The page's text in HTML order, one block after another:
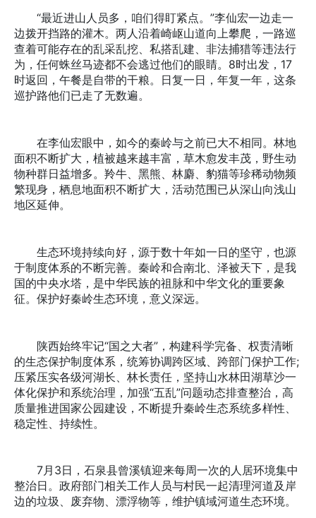
“最近进山人员多，咱们得盯紧点。”李仙宏一边走一
边拨开挡路的灌木。两人沿着崎岖山道向上攀爬，一路巡
查着可能存在的乱采乱挖、私搭乱建、非法捕猎等违法行
为，任何蛛丝马迹都不会逃过他们的眼睛。8时出发，17
时返回，午餐是自带的干粮。日复一日，年复一年，这条
巡护路他们已走了无数遍。
在李仙宏眼中，如今的秦岭与之前已大不相同。林地
面积不断扩大，植被越来越丰富，草木愈发丰茂，野生动
物种群日益增多。羚牛、黑熊、林麝、豹猫等珍稀动物频
繁现身，栖息地面积不断扩大，活动范围已从深山向浅山
地区延伸。
生态环境持续向好，源于数十年如一日的坚守，也源
于制度体系的不断完善。秦岭和合南北、泽被天下，是我
国的中央水塔，是中华民族的祖脉和中华文化的重要象
征。保护好秦岭生态环境，意义深远。
陕西始终牢记“国之大者”，构建科学完备、权责清晰
的生态保护制度体系，统筹协调跨区域、跨部门保护工作;
压紧压实各级河湖长、林长责任，坚持山水林田湖草沙一
体化保护和系统治理，加强“五乱”问题动态排查整治，高
质量推进国家公园建设，不断提升秦岭生态系统多样性、
稳定性、持续性。
7月3日，石泉县曾溪镇迎来每周一次的人居环境集中
整治日。政府部门相关工作人员与村民一起清理河道及岸
边的垃圾、废弃物、漂浮物等，维护镇域河道生态环境。